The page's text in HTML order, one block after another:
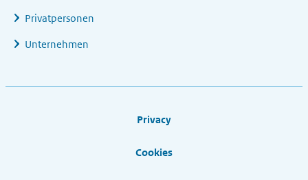
Privatpersonen
Unternehmen
Privacy
Cookies